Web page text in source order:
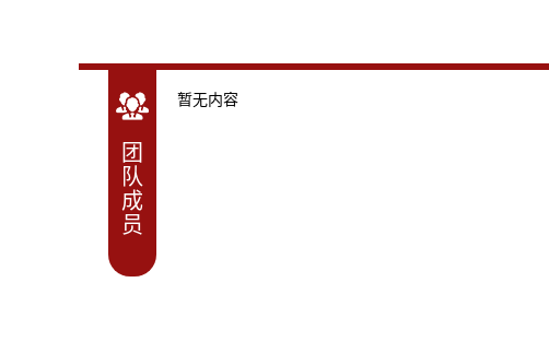
团
队
成
员
暂无内容